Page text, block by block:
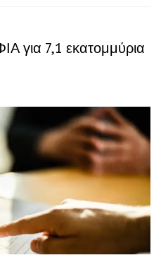
για 7,1 εκατομμύρια